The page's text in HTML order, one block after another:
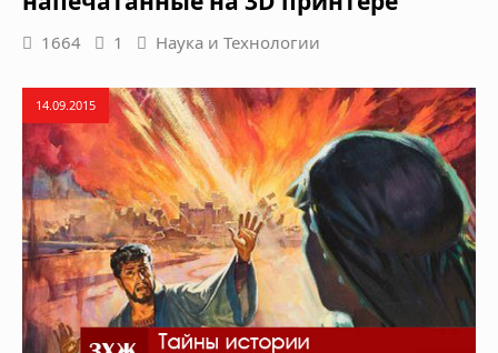
1664 1 Наука и Технологии
14.09.2015